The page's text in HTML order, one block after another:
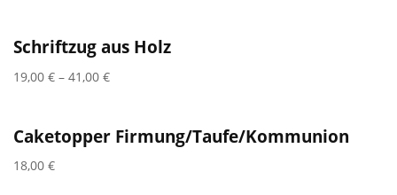
Schriftzug aus Holz
19,00 € – 41,00 €
Caketopper Firmung/Taufe/Kommunion
18,00 €